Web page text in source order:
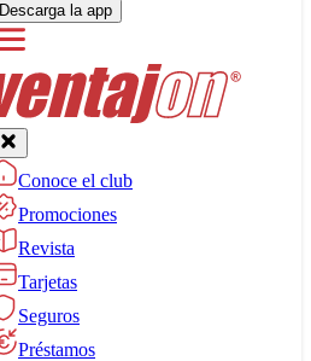
Descarga la app
Conoce el club
Promociones
Revista
Tarjetas
Seguros
Préstamos